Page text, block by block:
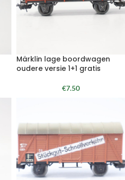
Märklin lage boordwagen
oudere versie 1+1 gratis
€7.50